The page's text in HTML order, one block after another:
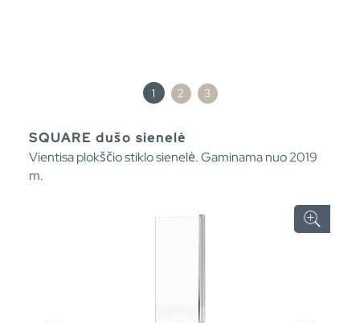
1 2 3
SQUARE dušo sienelė
Vientisa plokščio stiklo sienelė. Gaminama nuo 2019
m.